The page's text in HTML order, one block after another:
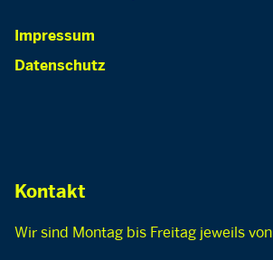
Impressum
Datenschutz
Kontakt
Wir sind Montag bis Freitag jeweils von